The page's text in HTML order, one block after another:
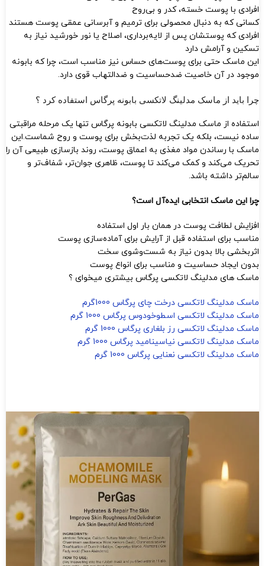
افرادی با پوست خسته، کدر و بی‌روح
کسانی که به دنبال محصولی برای ترمیم و آبرسانی عمقی پوست هستند
افرادی که پوستشان پس از لایه‌برداری، اصلاح یا نور خورشید نیاز به
تسکین و آرامش دارد
این ماسک حتی برای پوست‌های حساس نیز مناسب است، چرا که بابونه
موجود در آن خاصیت ضدحساسیت و ضدالتهاب قوی دارد.
چرا باید از ماسک مدلینگ لاتکسی بابونه پرگاس استفاده کرد ؟
استفاده از ماسک مدلینگ لاتکسی بابونه پرگاس تنها یک مرحله مراقبتی
ساده نیست، بلکه یک تجربه لذت‌بخش برای پوست و روح شماست.این
ماسک با رساندن مواد مغذی به اعماق پوست، روند بازسازی طبیعی آن را
تحریک می‌کند و کمک می‌کند تا پوست، ظاهری جوان‌تر، شفاف‌تر و
سالم‌تر داشته باشد.
چرا این ماسک انتخابی ایده‌آل است؟
افزایش لطافت پوست در همان بار اول استفاده
مناسب برای استفاده قبل از آرایش برای آماده‌سازی پوست
اثربخشی بالا بدون نیاز به شست‌وشوی سخت
بدون ایجاد حساسیت و مناسب برای انواع پوست
ماسک های مدلینگ لاتکسی پرگاس بیشتری میخوای ؟
ماسک مدلینگ لاتکسی درخت چای پرگاس 1000گرم
ماسک مدلینگ لاتکسی اسطوخودوس پرگاس 1000 گرم
ماسک مدلینگ لاتکسی رز بلغاری پرگاس 1000 گرم
ماسک مدلینگ لاتکسی نیاسینامید پرگاس 1000 گرم
ماسک مدلینگ لاتکسی نعنایی پرگاس 1000 گرم